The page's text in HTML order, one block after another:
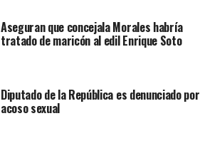
Aseguran que concejala Morales habría
tratado de maricón al edil Enrique Soto
Diputado de la República es denunciado por
acoso sexual